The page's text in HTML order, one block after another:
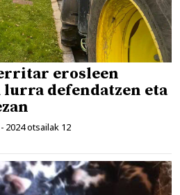
erosleen
lurra defendatzen eta
- 2024 otsailak 12